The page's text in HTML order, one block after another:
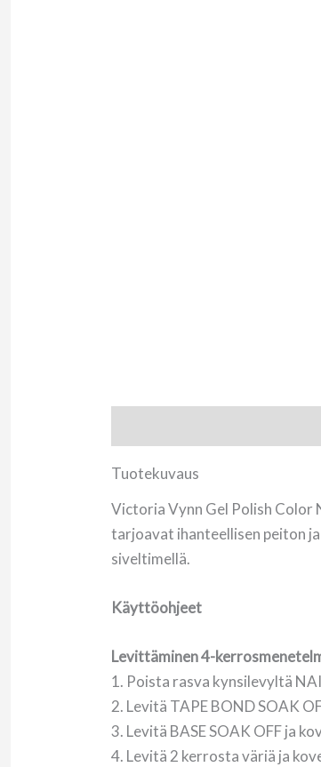
Tuotekuvaus
Victoria Vynn Gel Polish Color
tarjoavat ihanteellisen peiton
siveltimellä.
Käyttöohjeet
Levittäminen 4-
1. Poista rasva kynsilevyltä
2. Levitä TAPE BOND SOAK
3. Levitä BASE SOAK OFF ja
4. Levitä 2 kerrosta väriä ja